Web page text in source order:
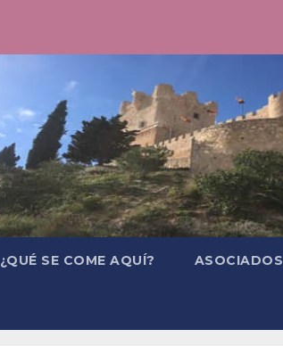
¿QUÉ SE COME AQUÍ? ASOCIADOS